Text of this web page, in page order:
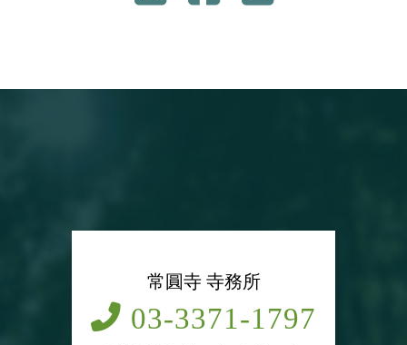
常圓寺 寺務所
03-3371-1797